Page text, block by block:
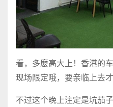
看，多麽高大上！香港的
现场限定哦，要亲临上去才
不过这个晚上注定是坑茄